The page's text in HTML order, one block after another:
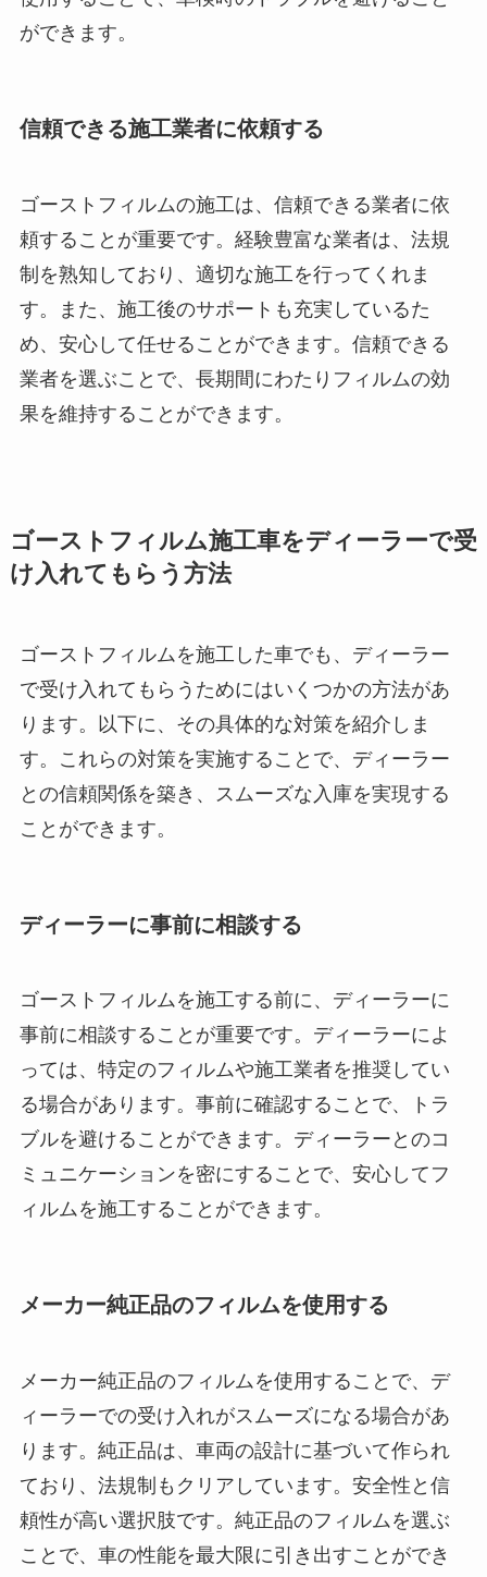
ができます。
信頼できる施工業者に依頼する
ゴーストフィルムの施工は、信頼できる業者に依
頼することが重要です。経験豊富な業者は、法規
制を熟知しており、適切な施工を行ってくれま
す。また、施工後のサポートも充実しているた
め、安心して任せることができます。信頼できる
業者を選ぶことで、長期間にわたりフィルムの効
果を維持することができます。
ゴーストフィルム施工車をディーラーで受
け入れてもらう方法
ゴーストフィルムを施工した車でも、ディーラー
で受け入れてもらうためにはいくつかの方法があ
ります。以下に、その具体的な対策を紹介しま
す。これらの対策を実施することで、ディーラー
との信頼関係を築き、スムーズな入庫を実現する
ことができます。
ディーラーに事前に相談する
ゴーストフィルムを施工する前に、ディーラーに
事前に相談することが重要です。ディーラーによ
っては、特定のフィルムや施工業者を推奨してい
る場合があります。事前に確認することで、トラ
ブルを避けることができます。ディーラーとのコ
ミュニケーションを密にすることで、安心してフ
ィルムを施工することができます。
メーカー純正品のフィルムを使用する
メーカー純正品のフィルムを使用することで、デ
ィーラーでの受け入れがスムーズになる場合があ
ります。純正品は、車両の設計に基づいて作られ
ており、法規制もクリアしています。安全性と信
頼性が高い選択肢です。純正品のフィルムを選ぶ
ことで、車の性能を最大限に引き出すことができ